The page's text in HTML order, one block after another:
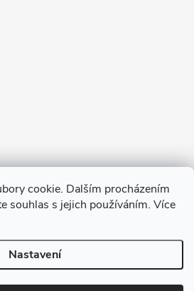
cookie. Dalším procházením
souhlas s jejich používáním. Více
Nastavení
. Všechna práva vyhrazena.Upravit
cookies